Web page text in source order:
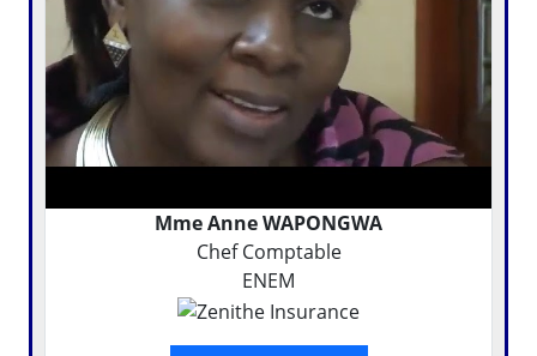
Mme Anne WAPONGWA
Chef Comptable
ENEM